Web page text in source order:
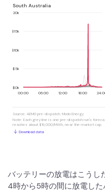
バッテリーの放電はこうし
4時から5時の間に放電し